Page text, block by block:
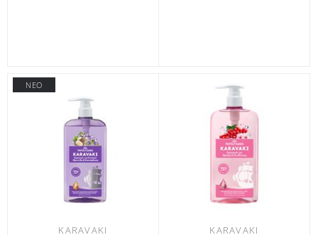
ΝΕΟ
KARAVAKI KARAVAKI